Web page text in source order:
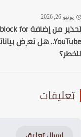
26, 2026
تحذير من إضافة Adblock for
YouTube.. هل تعرض بياناتك